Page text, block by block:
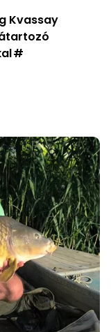
Kvassay